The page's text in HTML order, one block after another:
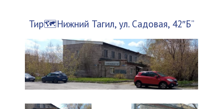
Тир🗺️Нижний Тагил, ул. Садовая, 42″Б”